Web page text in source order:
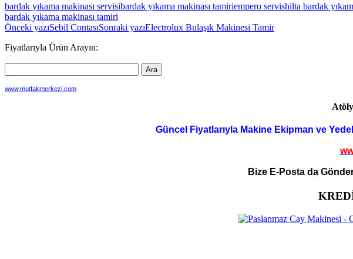
bardak yıkama makinası servisibardak yıkama makinası tamiriempero servishilta bardak
bardak yıkama makinası tamiri
Yazı
dolaşımı
Önceki yazıSebil ContasıSonraki yazıElectrolux Bulaşık Makinesi Tamir
Fiyatlarıyla Ürün Arayın:
www.mutfakmerkezi.com
Güncel Fiyatlarıyla Makine Ekipman ve
Bize E-Posta da